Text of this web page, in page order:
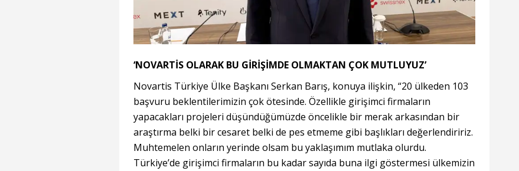
‘NOVARTİS OLARAK BU GİRİŞİMDE OLMAKTAN ÇOK MUTLUYUZ’
Novartis Türkiye Ülke Başkanı Serkan Barış, konuya ilişkin, “20 ülkeden 103
başvuru beklentilerimizin çok ötesinde. Özellikle girişimci firmaların
yapacakları projeleri düşündüğümüzde öncelikle bir merak arkasından bir
araştırma belki bir cesaret belki de pes etmeme gibi başlıkları değerlendiririz.
Muhtemelen onların yerinde olsam bu yaklaşımım mutlaka olurdu.
Türkiye’de girişimci firmaların bu kadar sayıda buna ilgi göstermesi ülkemizin